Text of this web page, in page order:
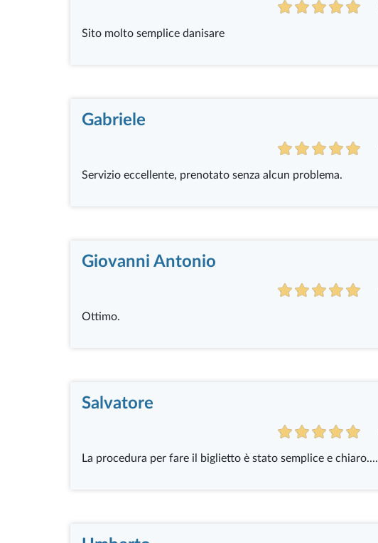
Sito molto semplice danisare
Gabriele
Servizio eccellente, prenotato senza alcun problema.
Giovanni Antonio
Ottimo.
Salvatore
La procedura per fare il biglietto è stato semplice e chiaro....